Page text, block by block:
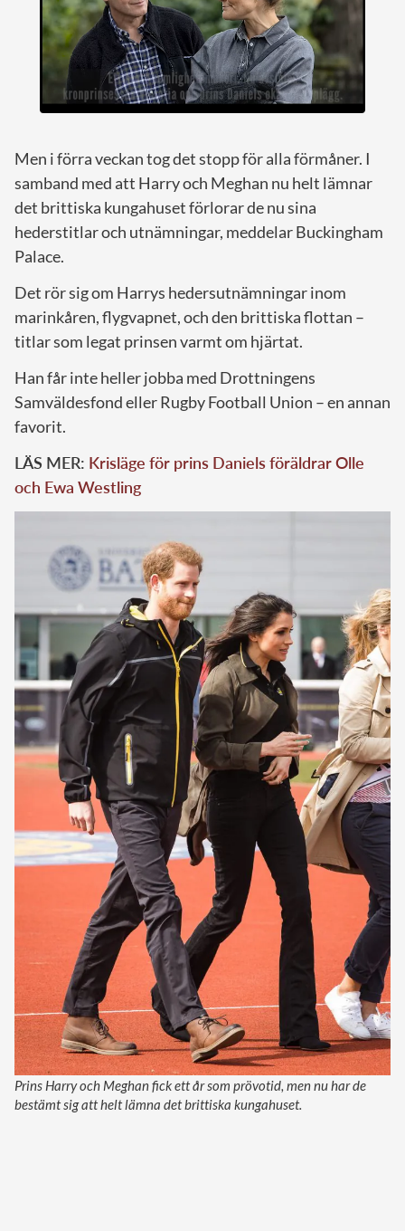
Men i förra veckan tog det stopp för alla förmåner. I
samband med att Harry och Meghan nu helt lämnar
det brittiska kungahuset förlorar de nu sina
hederstitlar och utnämningar, meddelar Buckingham
Palace.
Det rör sig om Harrys hedersutnämningar inom
marinkåren, flygvapnet, och den brittiska flottan –
titlar som legat prinsen varmt om hjärtat.
Han får inte heller jobba med Drottningens
Samväldesfond eller Rugby Football Union – en annan
favorit.
LÄS MER: Krisläge för prins Daniels föräldrar Olle
och Ewa Westling
Prins Harry och Meghan fick ett år som prövotid, men nu har de
bestämt sig att helt lämna det brittiska kungahuset.